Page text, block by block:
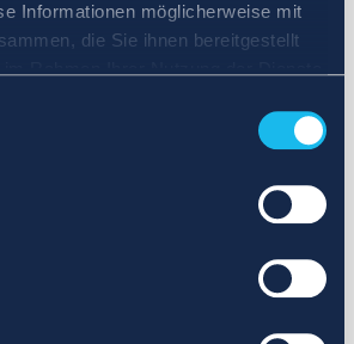
Informationen möglicherweise mit
die Sie ihnen bereitgestellt